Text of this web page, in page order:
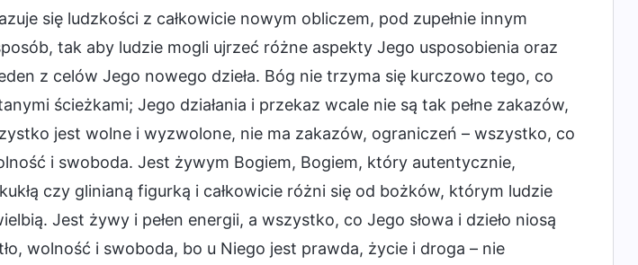
się ludzkości z całkowicie nowym obliczem, pod zupełnie innym
tak aby ludzie mogli ujrzeć różne aspekty Jego usposobienia oraz
z celów Jego nowego dzieła. Bóg nie trzyma się kurczowo tego, co
ścieżkami; Jego działania i przekaz wcale nie są tak pełne zakazów,
jest wolne i wyzwolone, nie ma zakazów, ograniczeń – wszystko, co
i swoboda. Jest żywym Bogiem, Bogiem, który autentycznie,
czy glinianą figurką i całkowicie różni się od bożków, którym ludzie
Jest żywy i pełen energii, a wszystko, co Jego słowa i dzieło niosą
wolność i swoboda, bo u Niego jest prawda, życie i droga – nie